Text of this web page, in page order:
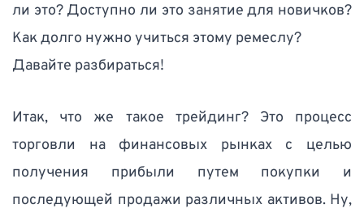
ли это? Доступно ли это занятие для новичков?
Как долго нужно учиться этому ремеслу?
Давайте разбираться!
Итак, что же такое трейдинг? Это процесс
торговли на финансовых рынках с целью
получения прибыли путем покупки и
последующей продажи различных активов. Ну,